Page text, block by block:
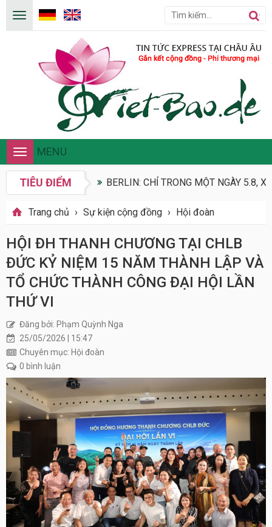
Toggle
navigation
MENU
TIÊU ĐIỂM BERLIN: CHỈ TRONG MỘT NGÀY 5.8,
Trang chủ › Sự kiện cộng đồng › Hội đoàn
HỘI ĐH THANH CHƯƠNG TẠI CHLB
ĐỨC KỶ NIỆM 15 NĂM THÀNH LẬP VÀ
TỔ CHỨC THÀNH CÔNG ĐẠI HỘI LẦN
THỨ VI
Đăng bởi: Phạm Quỳnh Nga
25/05/2026 | 15:47
Chuyên mục: Hội đoàn
0 bình luận